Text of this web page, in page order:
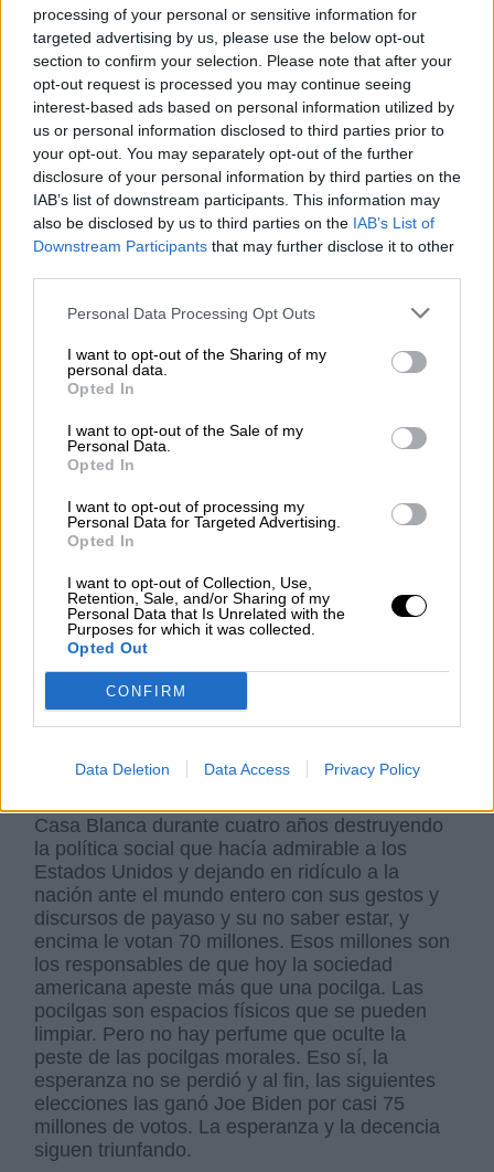
processing of your personal or sensitive information for
targeted advertising by us, please use the below opt-out
section to confirm your selection. Please note that after your
opt-out request is processed you may continue seeing
interest-based ads based on personal information utilized by
us or personal information disclosed to third parties prior to
your opt-out. You may separately opt-out of the further
disclosure of your personal information by third parties on the
IAB’s list of downstream participants. This information may
also be disclosed by us to third parties on the IAB’s List of
Downstream Participants that may further disclose it to other
Personal Data Processing Opt Outs
I want to opt-out of the Sharing of my
personal data.
Opted In
I want to opt-out of the Sale of my
Personal Data.
Opted In
I want to opt-out of processing my
Personal Data for Targeted Advertising.
Opted In
I want to opt-out of Collection, Use,
Retention, Sale, and/or Sharing of my
Personal Data that Is Unrelated with the
Purposes for which it was collected.
Opted Out
CONFIRM
Data Deletion Data Access Privacy Policy
mente fue la pelea de actualidad entre
feministas, trans, queer y no sé qué más sobre
la ley de igualdad y la imagen de los jóvenes
que pierden el tiempo destrozando mobiliario
público en manifestaciones violentas o
cantando con el brazo en alto en
manifestaciones de la ultraderecha. Es evidente
que la putrefacción social no se cura
dividiéndose en grupos para defender las
convicciones y reivindicaciones de cada grupo.
¿Tiene cura la putrefacción social? La tiene y
depende, exclusivamente, de la Política con
mayúscula; de la administración más correcta y
justa de los recursos de los países para lograr
sociedades igualitarias en las que la pobreza no
prive a nadie de la evolución como ser humano.
Depende de que la educación se funde en
valores humanos indiscutibles y que
fundándose en esos valores transmita todos los
conocimientos. Depende de enseñar a la
rechazo a la desinformación, a las noticias
falsas, a los comentarios que introducen valores
educadores se atrevan de una vez a enseñar la
diferencia entre machos y hembras de la
especie homo sapiens y hombres y mujeres
que alcanzan la plena evolución que los
convierte en seres humanos.
¿Y mientras tanto? Y mientras tanto mas de 70
millones de americanos votaron por un
individuo misógino, racista, xenófobo y
aporafóbico para que rigiera a la mayor
Casa Blanca durante cuatro años destruyendo
la política social que hacía admirable a los
Estados Unidos y dejando en ridículo a la
nación ante el mundo entero con sus gestos y
discursos de payaso y su no saber estar, y
encima le votan 70 millones. Esos millones son
los responsables de que hoy la sociedad
americana apeste más que una pocilga. Las
pocilgas son espacios físicos que se pueden
limpiar. Pero no hay perfume que oculte la
peste de las pocilgas morales. Eso sí, la
esperanza no se perdió y al fin, las siguientes
elecciones las ganó Joe Biden por casi 75
millones de votos. La esperanza y la decencia
siguen triunfando.